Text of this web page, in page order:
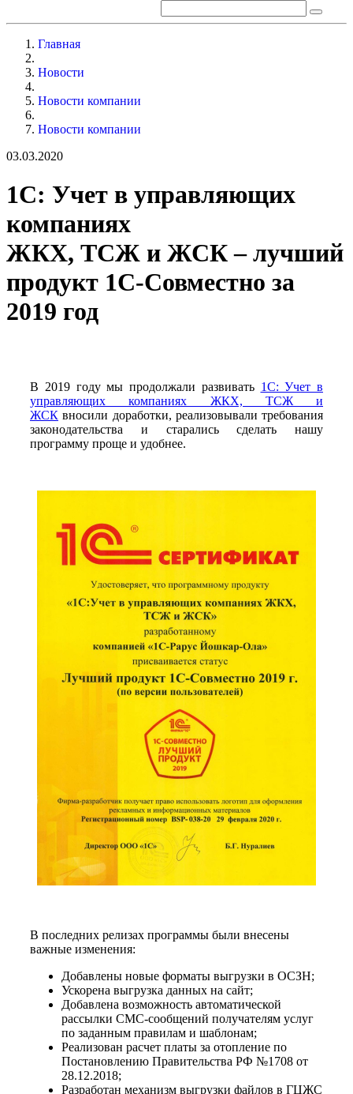
Главная
Новости
Новости компании
Новости компании
03.03.2020
1С: Учет в управляющих
компаниях
ЖКХ, ТСЖ и ЖСК – лучший
продукт 1С-Совместно за
2019 год
В 2019 году мы продолжали развивать 1С: Учет в
управляющих компаниях ЖКХ, ТСЖ и
ЖСК вносили доработки, реализовывали требования
законодательства и старались сделать нашу
программу проще и удобнее.
В последних релизах программы были внесены
важные изменения:
Добавлены новые форматы выгрузки в ОСЗН;
Ускорена выгрузка данных на сайт;
Добавлена возможность автоматической
рассылки СМС-сообщений получателям услуг
по заданным правилам и шаблонам;
Реализован расчет платы за отопление по
Постановлению Правительства РФ №1708 от
28.12.2018;
Разработан механизм выгрузки файлов в ГЦЖС